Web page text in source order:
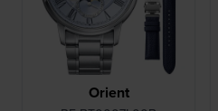
Orient